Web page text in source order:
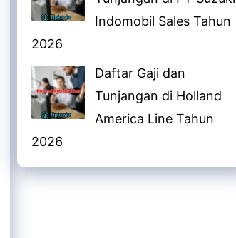
Indomobil Sales Tahun
2026
Daftar Gaji dan
Tunjangan di Holland
America Line Tahun
2026